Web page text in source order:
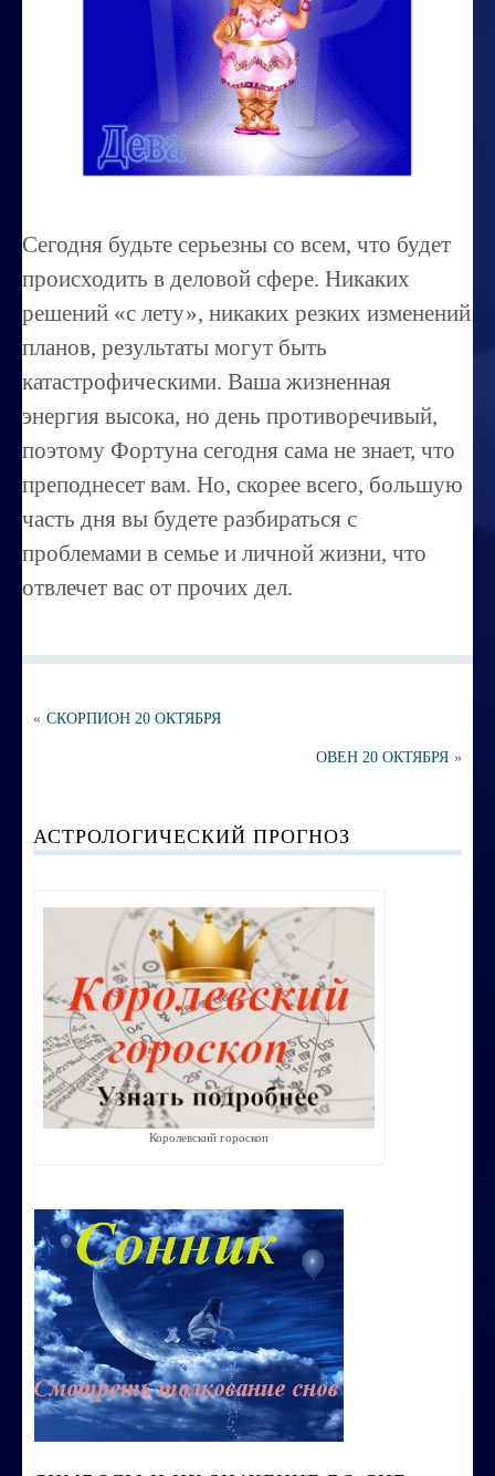
Миссиональность
Королевский гороскоп
Найти идеального партнера
Корректировка характера
Совместимость
ОБУЧЕНИЕ
Занятия по расшифровке снов
Магия денег
Ищем любовь
Позитивное мышление
Порча ,сглаз
Усовершенствование личности
Секреты успешных продаж
Вибрационные коды на здоровье
Управление эмоциями и мыслями
Экспресс-курс по Су-джок терапии
Воспитание ребенка без угроз и насилия
Строим счастливую семью
СТОИМОСТЬ УСЛУГ
Сегодня будьте серьезны со всем, что будет
происходить в деловой сфере. Никаких
решений «с лету», никаких резких изменений
планов, результаты могут быть
катастрофическими. Ваша жизненная
энергия высока, но день противоречивый,
поэтому Фортуна сегодня сама не знает, что
преподнесет вам. Но, скорее всего, большую
часть дня вы будете разбираться с
проблемами в семье и личной жизни, что
отвлечет вас от прочих дел.
« СКОРПИОН 20 ОКТЯБРЯ
ОВЕН 20 ОКТЯБРЯ »
АСТРОЛОГИЧЕСКИЙ ПРОГНОЗ
Королевский гороскоп